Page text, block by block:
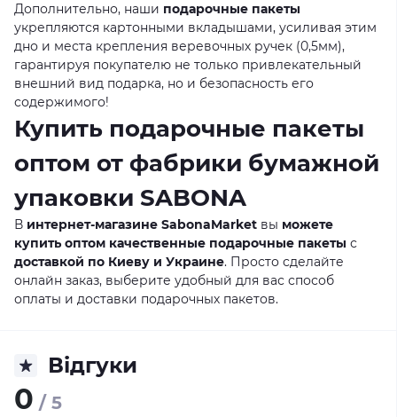
Дополнительно, наши подарочные пакеты
укрепляются картонными вкладышами, усиливая этим
дно и места крепления веревочных ручек (0,5мм),
гарантируя покупателю не только привлекательный
внешний вид подарка, но и безопасность его
содержимого!
Купить подарочные пакеты
оптом от фабрики бумажной
упаковки SABONA
В интернет-магазине SabonaMarket вы можете
купить оптом качественные подарочные пакеты с
доставкой по Киеву и Украине. Просто сделайте
онлайн заказ, выберите удобный для вас способ
оплаты и доставки подарочных пакетов.
Відгуки
0 / 5